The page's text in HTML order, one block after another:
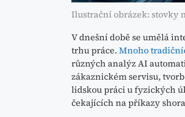
Ilustrační obrázek: stovky
V dnešní době se umělá
trhu práce. Mnoho
různých analýz AI
zákaznickém servisu,
lidskou práci u fyzických
čekajících na příkazy